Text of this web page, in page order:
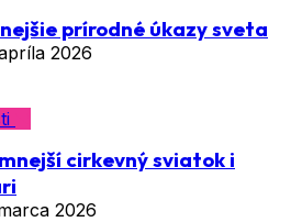
prírodné úkazy sveta
2026
cirkevný sviatok i
2026